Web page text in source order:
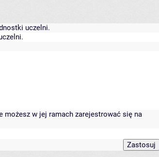
uczelni.
możesz w jej ramach zarejestrować się na